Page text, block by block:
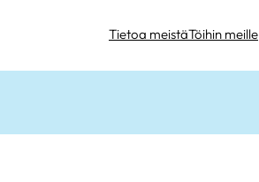
Tietoa meistäTöihin meille